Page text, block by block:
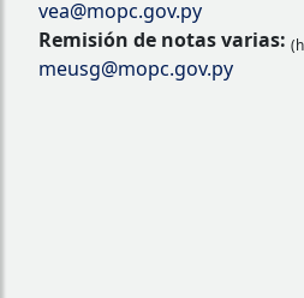
vea@mopc.gov.py
Remisión de notas varias:
meusg@mopc.gov.py